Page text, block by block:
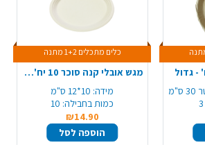
3
כלים מתכלים 1+2 מתנה
מגש אובלי קנה סוכר 10 יח'- גדול
מידה: 10*12 ס"מ
כמות בחבילה: 10
₪14.90
הוספה לסל